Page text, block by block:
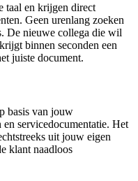
taal en krijgen direct
Geen urenlang zoeken
De nieuwe collega die wil
binnen seconden een
juiste document.
basis van jouw
servicedocumentatie. Het
uit jouw eigen
klant naadloos